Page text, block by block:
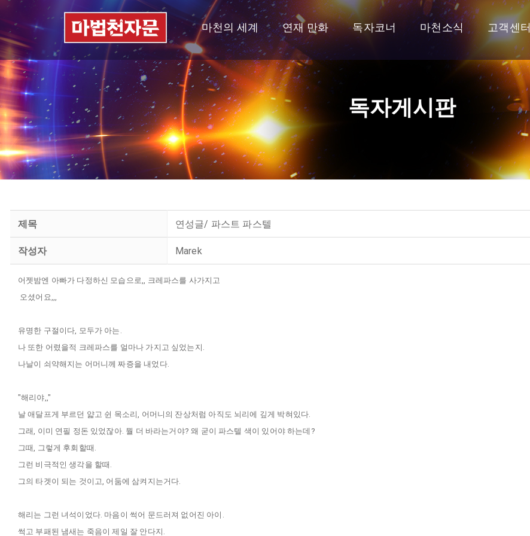
마천의 세계 연재 만화 독자코너 마천소식 고객센터
독자게시판
제목 연성글/ 파스트 파스텔
작성자 Marek
어젯밤엔 아빠가 다정하신 모습으로,, 크레파스를 사가지고
오셨어요,,,
유명한 구절이다, 모두가 아는.
나 또한 어렸을적 크레파스를 얼마나 가지고 싶었는지.
나날이 쇠약해지는 어머니께 짜증을 내었다.
"해리야,,"
날 애달프게 부르던 얇고 쉰 목소리, 어머니의 잔상처럼 아직도 뇌리에 깊게 박혀있다.
그래, 이미 연필 정돈 있었잖아. 뭘 더 바라는거야? 왜 굳이 파스텔 색이 있어야 하는데?
그때, 그렇게 후회할때.
그런 비극적인 생각을 할때.
그의 타겟이 되는 것이고, 어둠에 삼켜지는거다.
해리는 그런 녀석이었다. 마음이 썩어 문드러져 없어진 아이.
썩고 부패된 냄새는 죽음이 제일 잘 안다지.